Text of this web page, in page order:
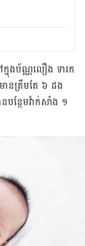
នុង​ប័ណ្ណលឿង​ ទារក​
ន​ត្រឹម​តែ ៦ ដង​
ន្ថែម​វ៉ាក់សាំង ១